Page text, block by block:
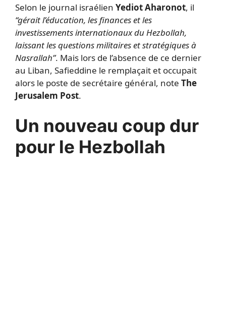
Selon le journal israélien Yediot Aharonot, il
“gérait l’éducation, les finances et les
investissements internationaux du Hezbollah,
laissant les questions militaires et stratégiques à
Nasrallah”. Mais lors de l’absence de ce dernier
au Liban, Safieddine le remplaçait et occupait
alors le poste de secrétaire général, note The
Jerusalem Post.
Un nouveau coup dur
pour le Hezbollah